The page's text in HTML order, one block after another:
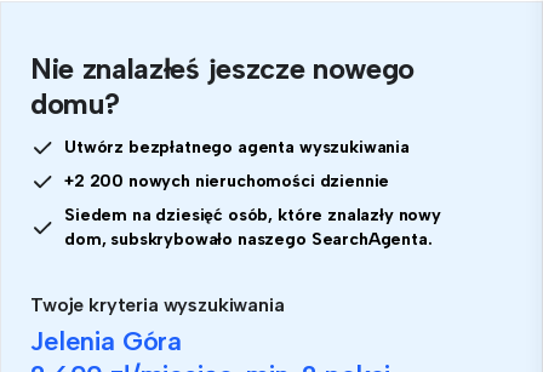
Nie znalazłeś jeszcze nowego
domu?
Utwórz bezpłatnego agenta wyszukiwania
+2 200 nowych nieruchomości dziennie
Siedem na dziesięć osób, które znalazły nowy
dom, subskrybowało naszego SearchAgenta.
Twoje kryteria wyszukiwania
Jelenia Góra